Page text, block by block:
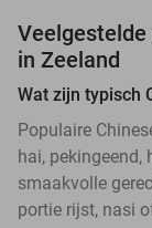
in Zeeland
Wat zijn typisch
Populaire
hai, pekingeend,
smaakvolle
portie rijst, nasi